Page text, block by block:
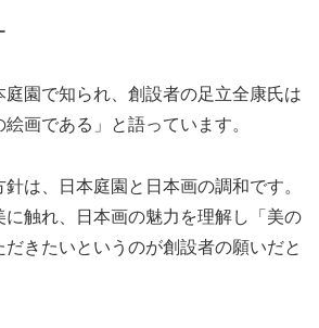
庭園で知られ、創設者の足立全康氏は
絵画である」と語っています。
は、日本庭園と日本画の調和です。
に触れ、日本画の魅力を理解し「美の
きたいというのが創設者の願いだと